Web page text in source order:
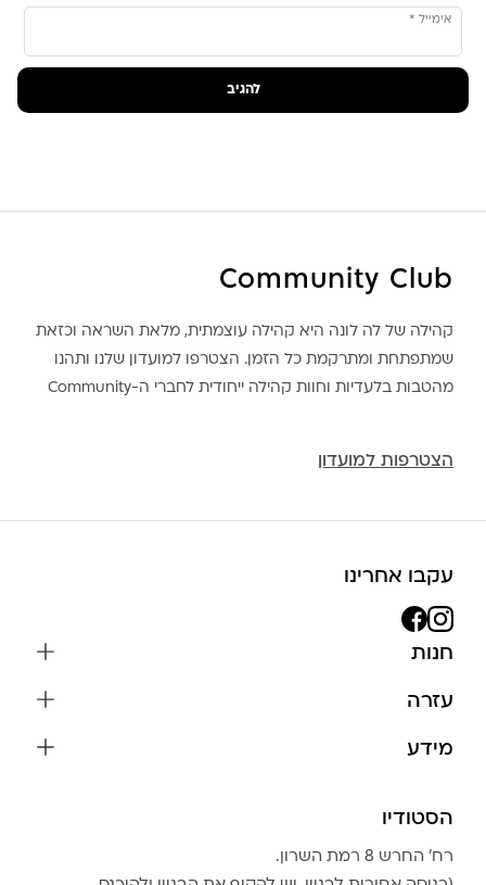
אימייל *
Community Club
קהילה של לה לונה היא קהילה עוצמתית, מלאת השראה וכזאת
שמתפתחת ומתרקמת כל הזמן. הצטרפו למועדון שלנו ותהנו
מהטבות בלעדיות וחוות קהילה ייחודית לחברי ה-Community
הצטרפות למועדון
עקבו אחרינו
חנות
צמידים
בגדים
אביזרים
עזרה
מידע
שמירה על התכשיטים
הצהרת נגישות
הסטודיו
רח׳ החרש 8 רמת השרון.